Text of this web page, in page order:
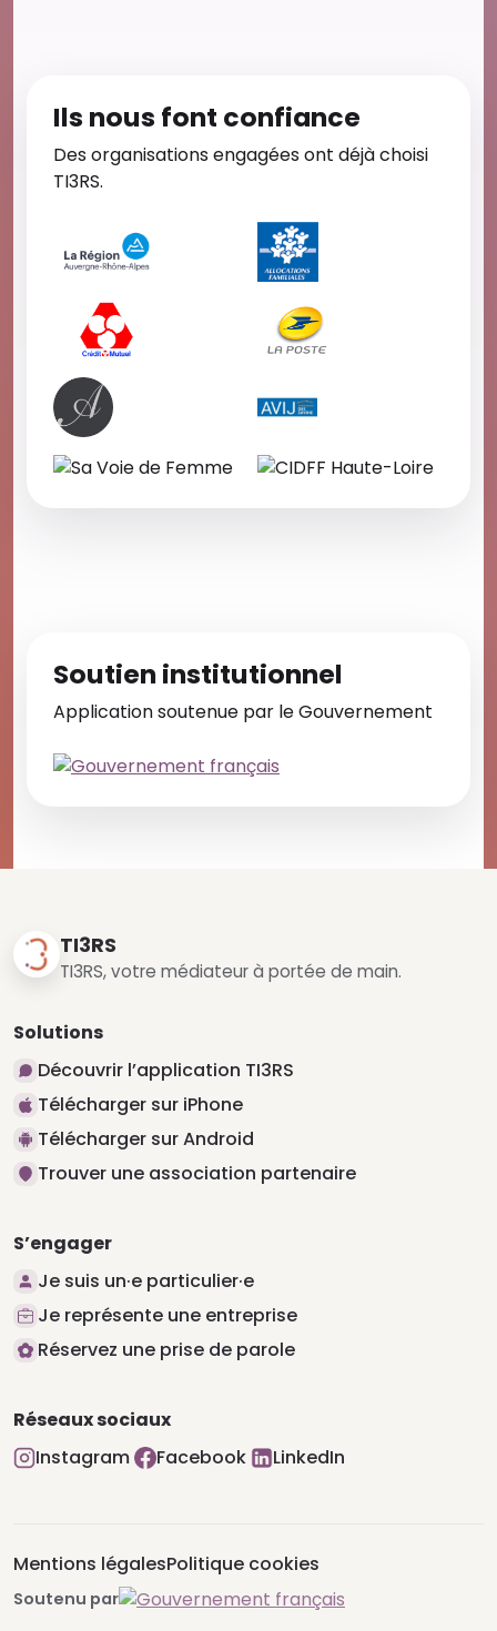
Ils nous font confiance
Des organisations engagées ont déjà choisi
TI3RS.
Soutien institutionnel
Application soutenue par le Gouvernement
TI3RS
TI3RS, votre médiateur à portée de main.
Solutions
Découvrir l’application TI3RS
Télécharger sur iPhone
Télécharger sur Android
Trouver une association partenaire
S’engager
Je suis un·e particulier·e
Je représente une entreprise
Réservez une prise de parole
Réseaux sociaux
Instagram
Facebook LinkedIn
Mentions légalesPolitique cookies
Soutenu par